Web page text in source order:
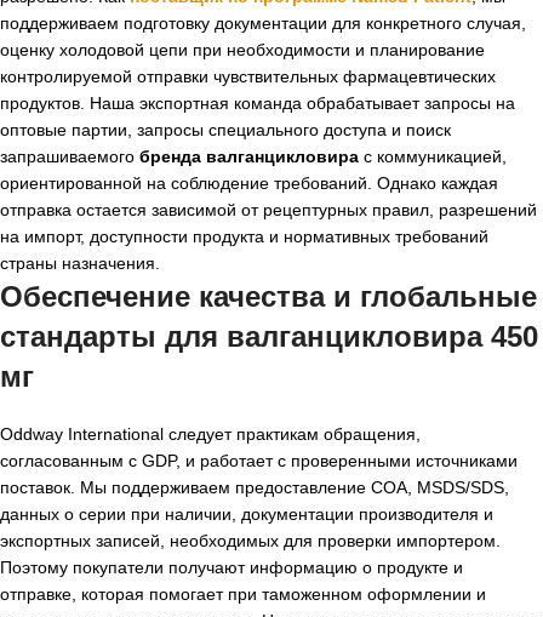
поддерживаем подготовку документации для конкретного случая,
оценку холодовой цепи при необходимости и планирование
контролируемой отправки чувствительных фармацевтических
продуктов. Наша экспортная команда обрабатывает запросы на
оптовые партии, запросы специального доступа и поиск
запрашиваемого бренда валганцикловира с коммуникацией,
ориентированной на соблюдение требований. Однако каждая
отправка остается зависимой от рецептурных правил, разрешений
на импорт, доступности продукта и нормативных требований
страны назначения.
Обеспечение качества и глобальные
стандарты для валганцикловира 450
мг
Oddway International следует практикам обращения,
согласованным с GDP, и работает с проверенными источниками
поставок. Мы поддерживаем предоставление COA, MSDS/SDS,
данных о серии при наличии, документации производителя и
экспортных записей, необходимых для проверки импортером.
Поэтому покупатели получают информацию о продукте и
отправке, которая помогает при таможенном оформлении и